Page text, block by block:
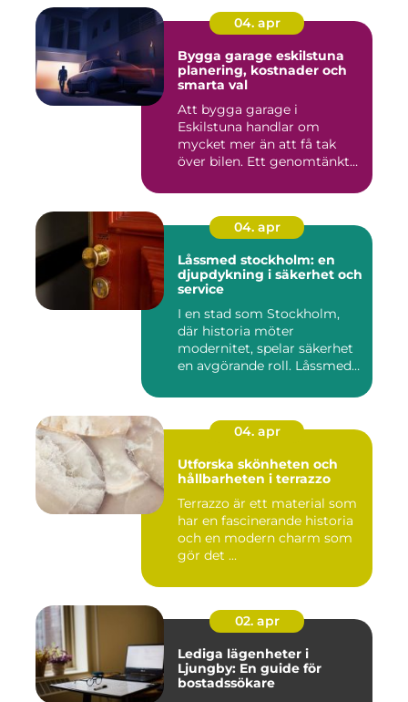
04. apr
Bygga garage eskilstuna
planering, kostnader och
smarta val
Att bygga garage i
Eskilstuna handlar om
mycket mer än att få tak
över bilen. Ett genomtänkt
04. apr
Låssmed stockholm: en
djupdykning i säkerhet och
service
I en stad som Stockholm,
där historia möter
modernitet, spelar säkerhet
en avgörande roll. Låssmed
04. apr
Utforska skönheten och
hållbarheten i terrazzo
Terrazzo är ett material som
har en fascinerande historia
och en modern charm som
gör det ...
02. apr
Lediga lägenheter i
Ljungby: En guide för
bostadssökare